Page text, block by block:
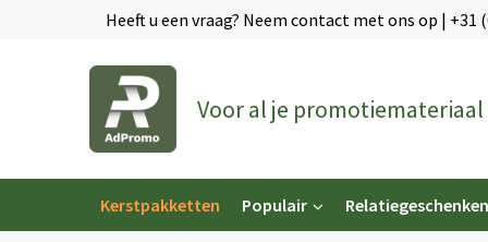
Heeft u een vraag? Neem contact met ons op | +31
Voor al je promotiemateriaal
Kerstpakketten Populair Relatiegeschenken